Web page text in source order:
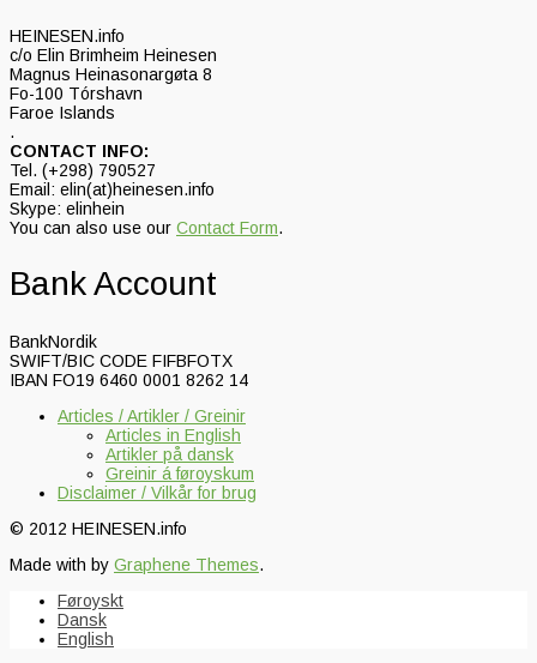
HEINESEN.info
c/o Elin Brimheim Heinesen
Magnus Heinasonargøta 8
Fo-100 Tórshavn
Faroe Islands
.
CONTACT INFO:
Tel. (+298) 790527
Email: elin(at)heinesen.info
Skype: elinhein
You can also use our Contact Form.
Bank Account
BankNordik
SWIFT/BIC CODE FIFBFOTX
IBAN FO19 6460 0001 8262 14
Articles / Artikler / Greinir
Articles in English
Artikler på dansk
Greinir á føroyskum
Disclaimer / Vilkår for brug
© 2012 HEINESEN.info
Made with by Graphene Themes.
Føroyskt
Dansk
English